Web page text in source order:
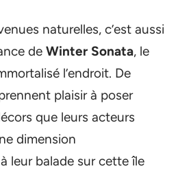
naturelles, c’est aussi
de Winter Sonata, le
l’endroit. De
plaisir à poser
que leurs acteurs
dimension
leur balade sur cette île